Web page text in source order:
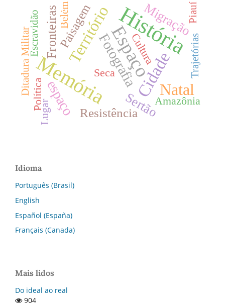
História
MemóriaEspaçoCidade
Território
Natal
Fotografia
espaço
Migração
Fronteiras
Sertão
Resistência
Paisagem
Seca
Política Amazônia
Lugar
Cultura Trajetórias
Piauí
Escravidão
Ditadura Militar
Belém
Idioma
Português (Brasil)
English
Español (España)
Français (Canada)
Mais lidos
Do ideal ao real
904